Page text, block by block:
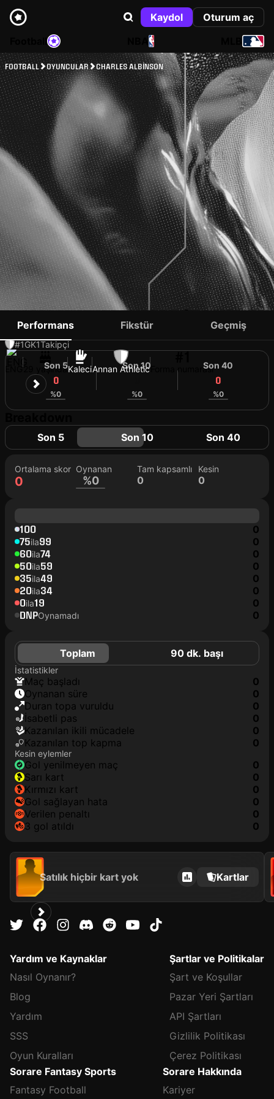
Kaydol
Oturum aç
NBA
FOOTBALL OYUNCULAR CHARLES ALBINSON
CHARLES ALBINSON
#1GK1Takipçi
29 yaşındaKaleciAnnan Athletic Forma numarası
Performans Fikstür Geçmiş
Son 5
0
%0
Son 10
%0
Son 40
0
%0
Son 5 Son 10 Son 40
Ortalama skor
0
Oynanan
%0
Tam kapsamlı
0
Kesin
0
100 0
75ila99 0
60ila74 0
50ila59 0
35ila49 0
20ila34 0
0ila19 0
DNPOynamadı 0
Toplam 90 dk. başı
İstatistikler
maç başladı
0
oynanan süre
0
duran topa vuruldu
0
isabetli pas
0
kazanılan ikili mücadele
0
kazanılan top kapma
0
Kesin eylemler
gol yenilmeyen maç
0
sarı kart
0
kırmızı kart
0
gol sağlayan hata
0
verilen penaltı
0
3 gol atıldı
0
Satılık hiçbir kart yok Kartlar
Yardım ve Kaynaklar
Nasıl Oynanır?
Blog
Yardım
SSS
Oyun Kuralları
Şartlar ve Politikalar
Şart ve Koşullar
Pazar Yeri Şartları
API Şartları
Gizlilik Politikası
Çerez Politikası
Sorare Fantasy Sports
Fantasy Football
Sorare Hakkında
Kariyer